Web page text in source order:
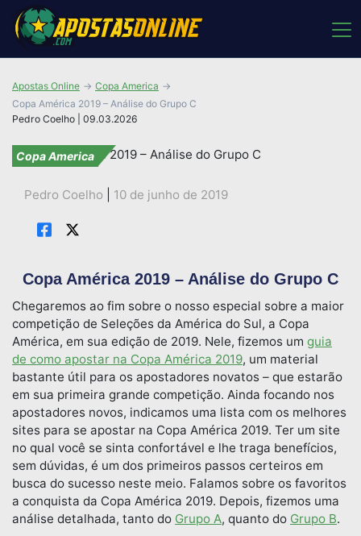
Pedro Coelho | 09.03.2026
Apostas Online
Copa America
Copa América 2019 – Análise do Grupo C
Copa America
Pedro Coelho 10 de junho de 2019
Copa América 2019 – Análise do Grupo C
Chegaremos ao fim sobre o nosso especial sobre a maior
competição de Seleções da América do Sul, a Copa
América, em sua edição de 2019. Nele, fizemos um guia
de como apostar na Copa América 2019, um material
bastante útil para os apostadores novatos – que estarão
em sua primeira grande competição. Ainda focando nos
apostadores novos, indicamos uma lista com os melhores
sites para se apostar na Copa América 2019. Ter um site
no qual você se sinta confortável e lhe traga benefícios,
sem dúvidas, é um dos primeiros passos certeiros em
busca do sucesso neste meio. Falamos sobre os favoritos
a conquista da Copa América 2019. Depois, fizemos uma
análise detalhada, tanto do Grupo A, quanto do Grupo B.